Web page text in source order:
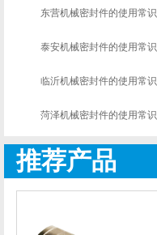
东营机械密封件的使用常识
泰安机械密封件的使用常识
临沂机械密封件的使用常识
菏泽机械密封件的使用常识
推荐产品